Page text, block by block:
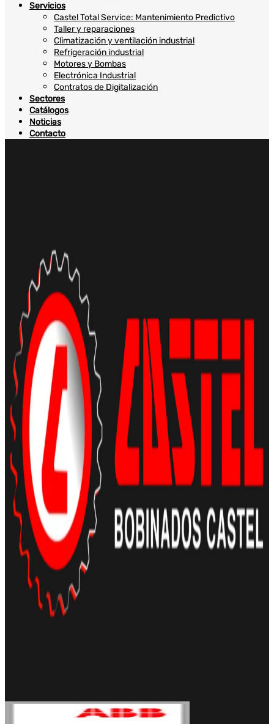
Servicios
Castel Total Service: Mantenimiento Predictivo
Taller y reparaciones
Climatización y ventilación industrial
Refrigeración industrial
Motores y Bombas
Electrónica Industrial
Contratos de Digitalización
Sectores
Catálogos
Noticias
Contacto